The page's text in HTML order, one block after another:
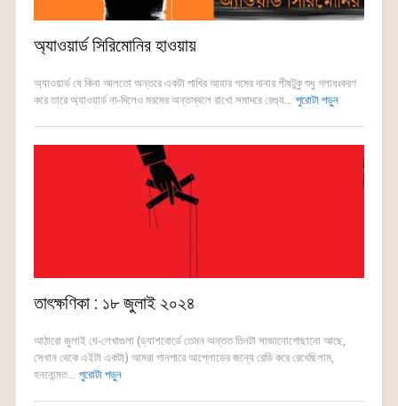
অ্যাওয়ার্ড সিরিমোনির হাওয়ায়
অ্যাওয়ার্ড যে কিনা আলতো অন্তরে একটা পাখির আহার গমের দানার শীষটুকু শুধু গলাধঃকরণ
করে তারে অ্যাওয়ার্ড না-দিলেও মরমের অন্তস্থলে রাখো সমাদরে রেগ্যু... পুরোটা পড়ুন
তাৎক্ষণিকা : ১৮ জুলাই ২০২৪
আঠারো জুলাই যে-লেখাগুলা (ড্যাশবোর্ডে তেমন অন্তত তিনটা সাজানোগোছানো আছে,
সেখান থেকে এইটা একটা) আমরা গানপারে আপ্লোডের জন্যে রেডি করে রেখেছিলাম,
হননোন্মত... পুরোটা পড়ুন